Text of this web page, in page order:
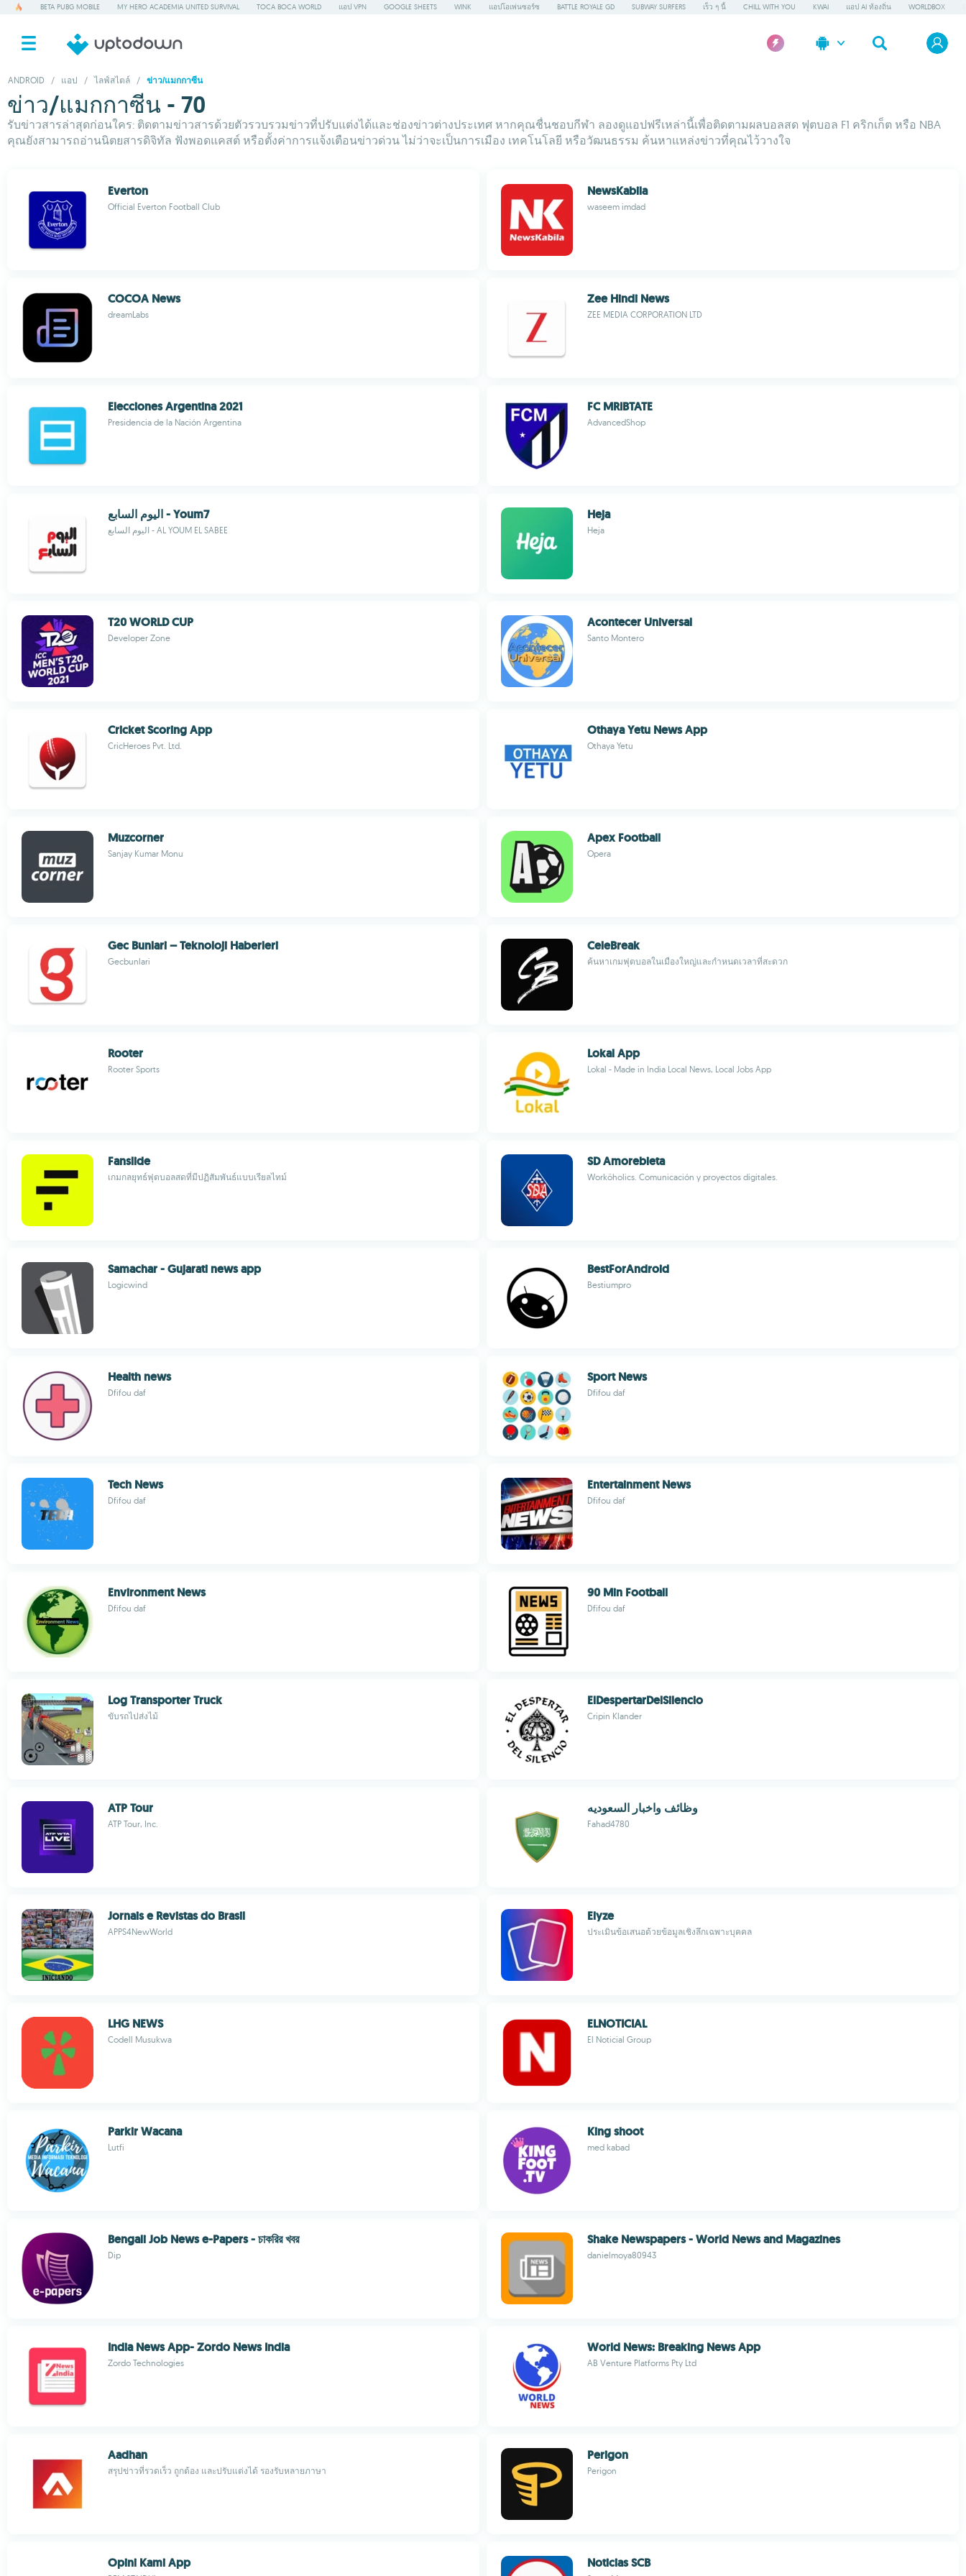
BETA PUBG MOBILE MY HERO ACADEMIA UNITED SURVIVAL TOCA BOCA WORLD แอป VPN GOOGLE SHEETS WINK แอปโอเพ่นซอร์ซ BATTLE ROYALE GD SUBWAY SURFERS เร็ว ๆ นี้ CHILL WITH YOU KWAI แอป AI ท้องถิ่น WORLDBOX
ANDROID / แอป / ไลฟ์สไตล์ / ข่าว/แมกกาซีน
ข่าว/แมกกาซีน - 70
รับข่าวสารล่าสุดก่อนใคร: ติดตามข่าวสารด้วยตัวรวบรวมข่าวที่ปรับแต่งได้และช่องข่าวต่างประเทศ หากคุณชื่นชอบกีฬา ลองดูแอปฟรีเหล่านี้เพื่อติดตามผลบอลสด ฟุตบอล F1 คริกเก็ต หรือ NBA
คุณยังสามารถอ่านนิตยสารดิจิทัล ฟังพอดแคสต์ หรือตั้งค่าการแจ้งเตือนข่าวด่วน ไม่ว่าจะเป็นการเมือง เทคโนโลยี หรือวัฒนธรรม ค้นหาแหล่งข่าวที่คุณไว้วางใจ
Everton
Official Everton Football Club
NewsKabila
waseem imdad
COCOA News
dreamLabs
Zee Hindi News
ZEE MEDIA CORPORATION LTD
Elecciones Argentina 2021
Presidencia de la Nación Argentina
FC MRIBTATE
AdvancedShop
اليوم السابع - Youm7
اليوم السابع - AL YOUM EL SABEE
Heja
Heja
T20 WORLD CUP
Developer Zone
Acontecer Universal
Santo Montero
Cricket Scoring App
CricHeroes Pvt. Ltd.
Othaya Yetu News App
Othaya Yetu
Muzcorner
Sanjay Kumar Monu
Apex Football
Opera
Gec Bunlari – Teknoloji Haberleri
Gecbunlari
CeleBreak
ค้นหาเกมฟุตบอลในเมืองใหญ่และกำหนดเวลาที่สะดวก
Rooter
Rooter Sports
Lokal App
Lokal - Made in India Local News, Local Jobs App
Fanslide
เกมกลยุทธ์ฟุตบอลสดที่มีปฏิสัมพันธ์แบบเรียลไทม์
SD Amorebieta
Worköholics. Comunicación y proyectos digitales.
Samachar - Gujarati news app
Logicwind
BestForAndroid
Bestiumpro
Health news
Dfifou daf
Sport News
Dfifou daf
Tech News
Dfifou daf
Entertainment News
Dfifou daf
Environment News
Dfifou daf
90 Min Football
Dfifou daf
Log Transporter Truck
ขับรถไปส่งไม้
ElDespertarDelSilencio
Cripin Klander
ATP Tour
ATP Tour, Inc.
وظائف واخبار السعوديه
Fahad4780
Jornais e Revistas do Brasil
APPS4NewWorld
Elyze
ประเมินข้อเสนอด้วยข้อมูลเชิงลึกเฉพาะบุคคล
LHG NEWS
Codell Musukwa
ELNOTICIAL
El Noticial Group
Parkir Wacana
Lutfi
King shoot
med kabad
Bengali Job News e-Papers - চাকরির খবর
Dip
Shake Newspapers - World News and Magazines
danielmoya80943
India News App- Zordo News India
Zordo Technologies
World News: Breaking News App
AB Venture Platforms Pty Ltd
Aadhan
สรุปข่าวที่รวดเร็ว ถูกต้อง และปรับแต่งได้ รองรับหลายภาษา
Perigon
Perigon
Opini Kami App Noticias SCB